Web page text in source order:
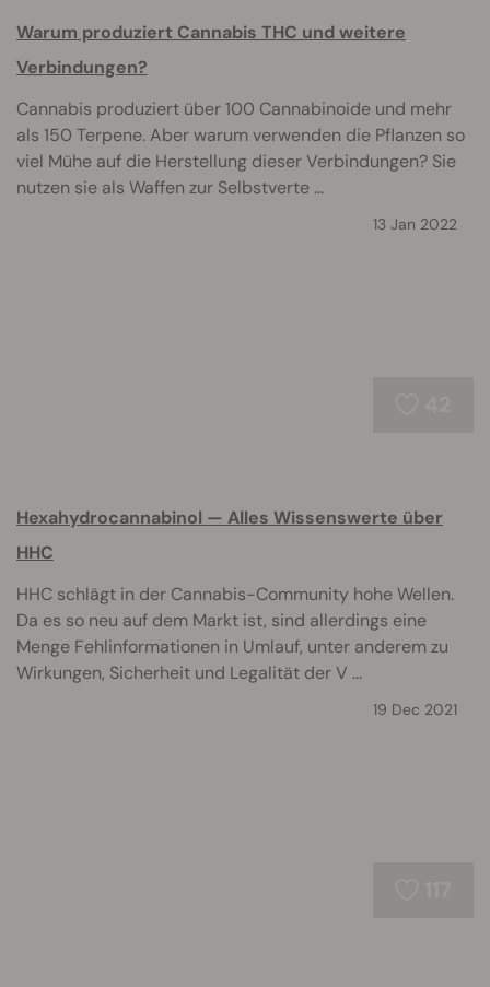
Warum produziert Cannabis THC und weitere
Verbindungen?
Cannabis produziert über 100 Cannabinoide und mehr
als 150 Terpene. Aber warum verwenden die Pflanzen so
viel Mühe auf die Herstellung dieser Verbindungen? Sie
nutzen sie als Waffen zur Selbstverte ...
13 Jan 2022
Hexahydrocannabinol — Alles Wissenswerte über
HHC
HHC schlägt in der Cannabis-Community hohe Wellen.
Da es so neu auf dem Markt ist, sind allerdings eine
Menge Fehlinformationen in Umlauf, unter anderem zu
Wirkungen, Sicherheit und Legalität der V ...
19 Dec 2021